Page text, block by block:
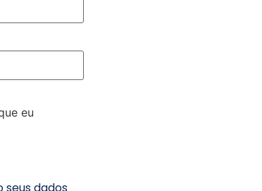
eu
seus dados